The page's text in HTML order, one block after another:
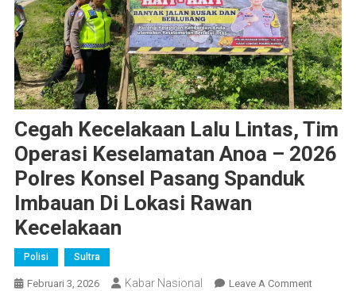
Cegah Kecelakaan Lalu Lintas, Tim
Operasi Keselamatan Anoa – 2026
Polres Konsel Pasang Spanduk
Imbauan Di Lokasi Rawan
Kecelakaan
Polisi Sultra
Februari 3, 2026 Kabar Nasional Leave A CommentOn